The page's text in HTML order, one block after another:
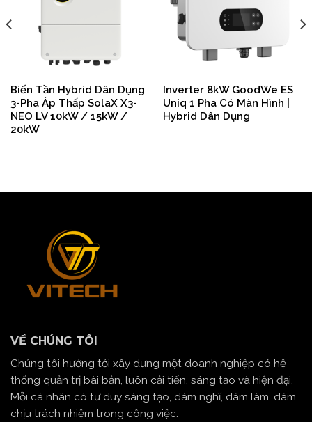
Biến Tần Hybrid Dân Dụng
3-Pha Áp Thấp SolaX X3-
NEO LV 10kW / 15kW /
20kW
Inverter 8kW GoodWe ES
Uniq 1 Pha Có Màn Hình |
Hybrid Dân Dụng
VỀ CHÚNG TÔI
Chúng tôi hướng tới xây dựng một doanh nghiệp có hệ
thống quản trị bài bản, luôn cải tiến, sáng tạo và hiện đại.
Mỗi cá nhân có tư duy sáng tạo, dám nghĩ, dám làm, dám
chịu trách nhiệm trong công việc.